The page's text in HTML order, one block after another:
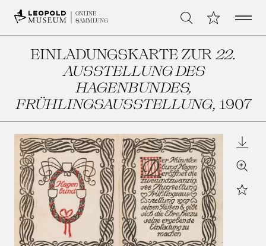
ONLINE
SAMMLUNG
Suche Meine Open
EINLADUNGSKARTE ZUR 22.
AUSSTELLUNG DES
HAGENBUNDES,
FRÜHLINGSAUSSTELLUNG, 1907
Zoom
Star